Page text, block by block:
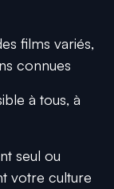
films variés,
connues
à tous, à
seul ou
votre culture